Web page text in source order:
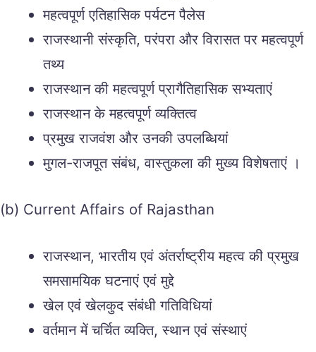
महत्वपूर्ण एतिहासिक पर्यटन पैलेस
राजस्थानी संस्कृति, परंपरा और विरासत पर महत्वपूर्ण
तथ्य
राजस्थान की महत्वपूर्ण प्रागैतिहासिक सभ्यताएं
राजस्थान के महत्वपूर्ण व्यक्तित्व
प्रमुख राजवंश और उनकी उपलब्धियां
मुगल-राजपूत संबंध, वास्तुकला की मुख्य विशेषताएं ।
(b) Current Affairs of Rajasthan
राजस्थान, भारतीय एवं अंतर्राष्ट्रीय महत्व की प्रमुख
समसामयिक घटनाएं एवं मुद्दे
खेल एवं खेलकुद संबंधी गतिविधियां
वर्तमान में चर्चित व्यक्ति, स्थान एवं संस्थाएं